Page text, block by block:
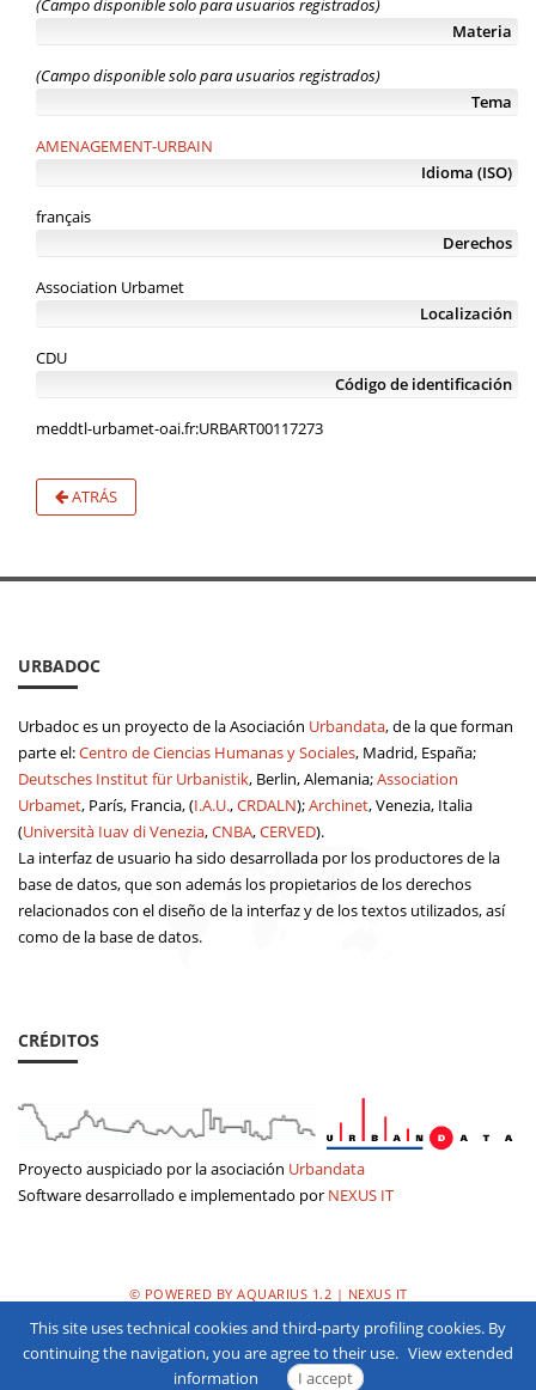
(Campo disponible solo para usuarios registrados)
Materia
(Campo disponible solo para usuarios registrados)
Tema
AMENAGEMENT-URBAIN
Idioma (ISO)
français
Derechos
Association Urbamet
Localización
CDU
Código de identificación
meddtl-urbamet-oai.fr:URBART00117273
ATRÁS
URBADOC
Urbadoc es un proyecto de la Asociación Urbandata, de la que forman
parte el:Centro de Ciencias Humanas y Sociales, Madrid, España;
Deutsches Institut für Urbanistik, Berlin, Alemania;Association
Urbamet, París, Francia, (I.A.U.,CRDALN);Archinet, Venezia, Italia
(Università Iuav di Venezia,CNBA,CERVED).
La interfaz de usuario ha sido desarrollada por los productores de la
base de datos, que son además los propietarios de los derechos
relacionados con el diseño de la interfaz y de los textos utilizados, así
como de la base de datos.
CRÉDITOS
Proyecto auspiciado por la asociación Urbandata
Software desarrollado e implementado por NEXUS IT
© POWERED BY AQUARIUS 1.2 | NEXUS IT
POLÌTICA DE PRIVACIDAD
This site uses technical cookies and third-party profiling cookies. By
continuing the navigation, you are agree to their use. View extended
information
I accept